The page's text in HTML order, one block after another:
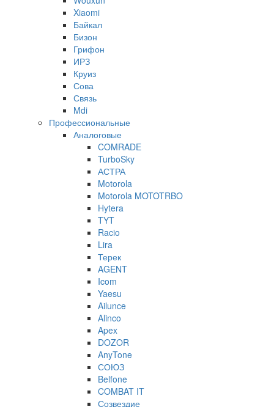
Xiaomi
Байкал
Бизон
Грифон
ИРЗ
Круиз
Сова
Связь
Mdi
Профессиональные
Аналоговые
COMRADE
TurboSky
АСТРА
Motorola
Motorola MOTOTRBO
Hytera
TYT
Racio
Lira
Терек
AGENT
Icom
Yaesu
Ailunce
Alinco
Apex
DOZOR
AnyTone
СОЮЗ
Belfone
COMBAT IT
Созвездие